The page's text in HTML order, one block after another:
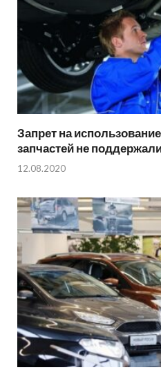
Запрет на
запчастей не
12.08.2020